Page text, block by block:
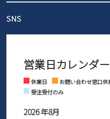
発送日・送料詳細については
ご利用ください。
ントとしても安心してご利用い
さい。
営業時間：11時～17時
※土日祝はお問い合わせ窓口休業
SNS
Facebook Instagram
営業日カレンダー
休業日
お問い合わせ窓口休
受注受付のみ
2026 年8月